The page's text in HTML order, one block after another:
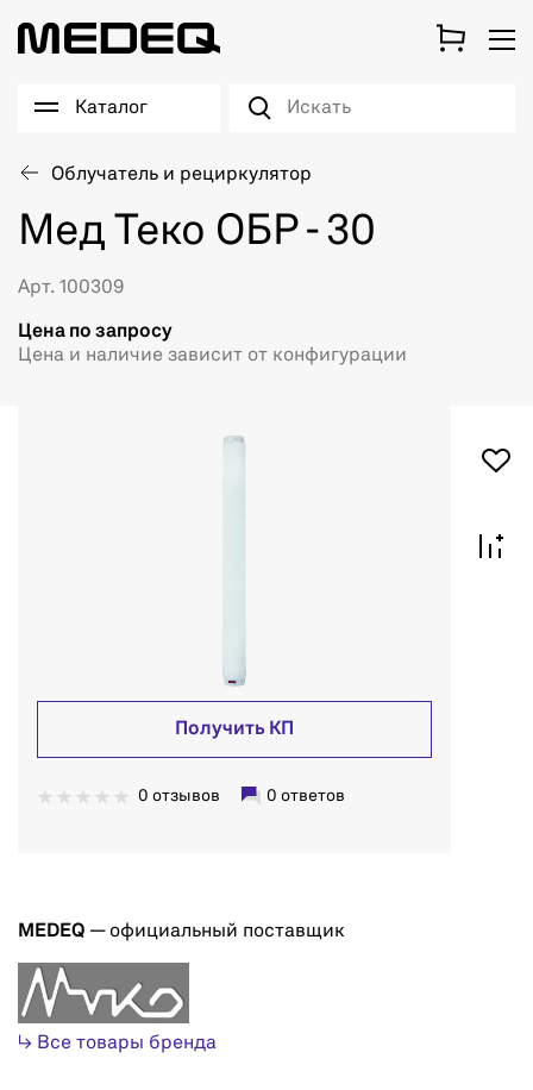
Каталог
Облучатель и рециркулятор
Мед Теко ОБР - 30
Арт. 100309
Цена по запросу
Цена и наличие зависит от конфигурации
Получить КП
0 отзывов 0 ответов
MEDEQ — официальный поставщик
↳ Все товары бренда